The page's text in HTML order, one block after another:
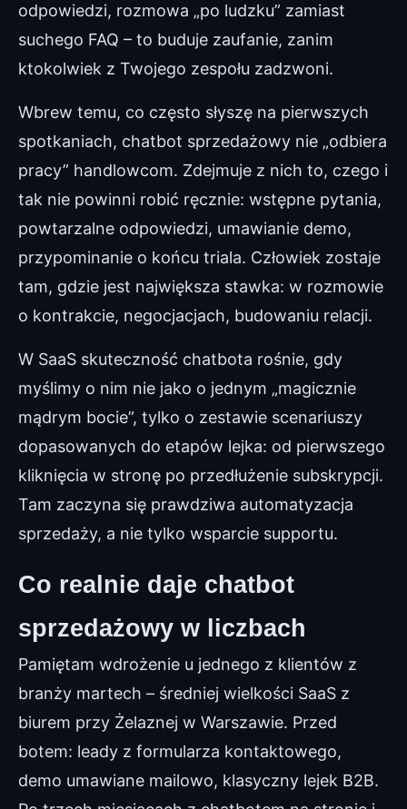
odpowiedzi, rozmowa „po ludzku” zamiast
suchego FAQ – to buduje zaufanie, zanim
ktokolwiek z Twojego zespołu zadzwoni.
Wbrew temu, co często słyszę na pierwszych
spotkaniach, chatbot sprzedażowy nie „odbiera
pracy” handlowcom. Zdejmuje z nich to, czego i
tak nie powinni robić ręcznie: wstępne pytania,
powtarzalne odpowiedzi, umawianie demo,
przypominanie o końcu triala. Człowiek zostaje
tam, gdzie jest największa stawka: w rozmowie
o kontrakcie, negocjacjach, budowaniu relacji.
W SaaS skuteczność chatbota rośnie, gdy
myślimy o nim nie jako o jednym „magicznie
mądrym bocie”, tylko o zestawie scenariuszy
dopasowanych do etapów lejka: od pierwszego
kliknięcia w stronę po przedłużenie subskrypcji.
Tam zaczyna się prawdziwa automatyzacja
sprzedaży, a nie tylko wsparcie supportu.
Co realnie daje chatbot
sprzedażowy w liczbach
Pamiętam wdrożenie u jednego z klientów z
branży martech – średniej wielkości SaaS z
biurem przy Żelaznej w Warszawie. Przed
botem: leady z formularza kontaktowego,
demo umawiane mailowo, klasyczny lejek B2B.